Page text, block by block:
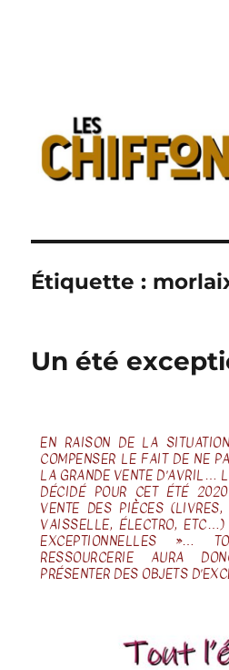
Étiquette :
Un été
EN RAISON DE LA
COMPENSER LE FAIT DE NE
LA GRANDE VENTE D’AVRIL…
DÉCIDÉ POUR CET ÉTÉ
VENTE DES PIÈCES (LIVRES,
VAISSELLE, ÉLECTRO,
EXCEPTIONNELLES »…
RESSOURCERIE AURA
PRÉSENTER DES OBJETS